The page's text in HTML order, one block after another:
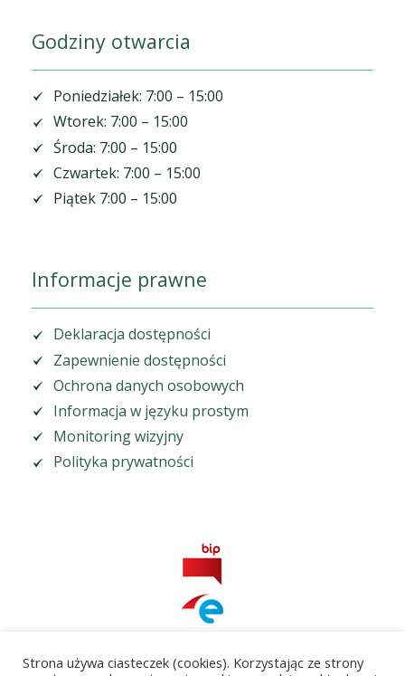
Godziny otwarcia
Poniedziałek: 7:00 – 15:00
Wtorek: 7:00 – 15:00
Środa: 7:00 – 15:00
Czwartek: 7:00 – 15:00
Piątek 7:00 – 15:00
Informacje prawne
Deklaracja dostępności
Zapewnienie dostępności
Ochrona danych osobowych
Informacja w języku prostym
Monitoring wizyjny
Polityka prywatności
Strona używa ciasteczek (cookies). Korzystając ze strony